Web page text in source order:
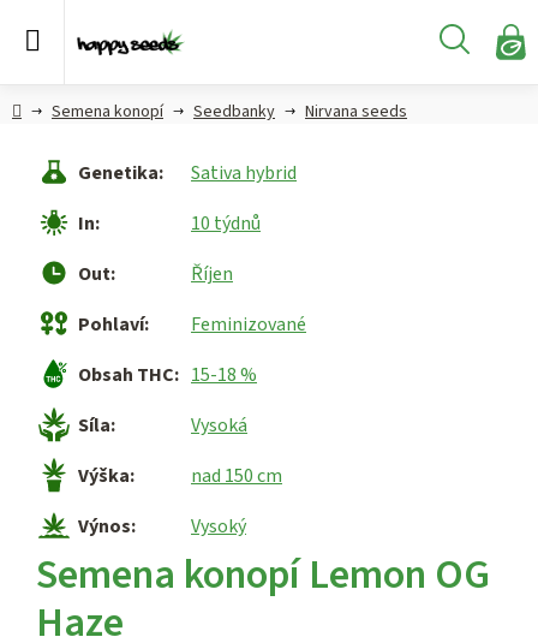
Hledat
Semena
CBD,
CBG a
HHC
konopí
Konopné
produkty
Hašiš
Kratom
HlavníSemena konopí Seedbanky Nirvana seeds
Semena konopí Lemon OG
Haze
Genetika:
Sativa hybrid
In:
10 týdnů
Out:
Říjen
Pohlaví:
Feminizované
Obsah THC: 15-18 %
Síla:
Vysoká
Výška:
nad 150 cm
Výnos: Vysoký